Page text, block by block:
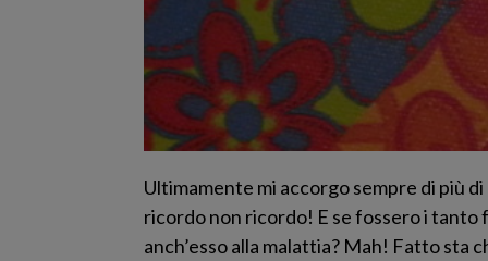
Ultimamente mi accorgo sempre di più
ricordo non ricordo! E se fossero i tanto
anch’esso alla malattia? Mah! Fatto sta